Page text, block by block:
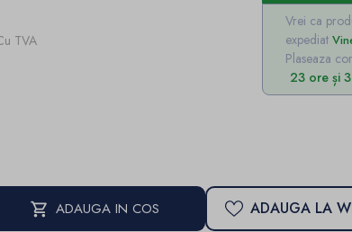
Vrei ca
expediat
Plaseaza
23 ore și
TVA
ADAUGA IN COS ADAUGA LA